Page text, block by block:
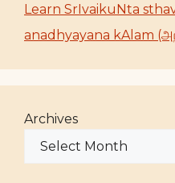
Learn SrIvaikuNta
anadhyayana kAlam
Archives